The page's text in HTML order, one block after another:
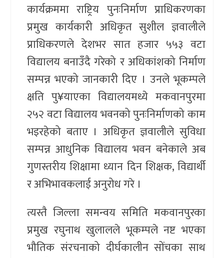
कार्यक्रममा राष्ट्रिय पुनःनिर्माण प्राधिकरणका
प्रमुख कार्यकारी अधिकृत सुशील ज्ञवालीले
प्राधिकरणले देशभर सात हजार ५५३ वटा
विद्यालय बनाउँदै गरेको र अधिकांशको निर्माण
सम्पन्न भएको जानकारी दिए । उनले भूकम्पले
क्षति पु¥याएका विद्यालयमध्ये मकवानपुरमा
२५२ वटा विद्यालय भवनको पुनःनिर्माणको काम
भइरहेको बताए । अधिकृत ज्ञवालीले सुविधा
सम्पन्न आधुनिक विद्यालय भवन बनेकाले अब
गुणस्तरीय शिक्षामा ध्यान दिन शिक्षक, विद्यार्थी
र अभिभावकलाई अनुरोध गरे ।
त्यस्तै जिल्ला समन्वय समिति मकवानपुरका
प्रमुख रघुनाथ खुलालले भूकम्पले नष्ट भएका
भौतिक संरचनाको दीर्घकालीन सोंचका साथ